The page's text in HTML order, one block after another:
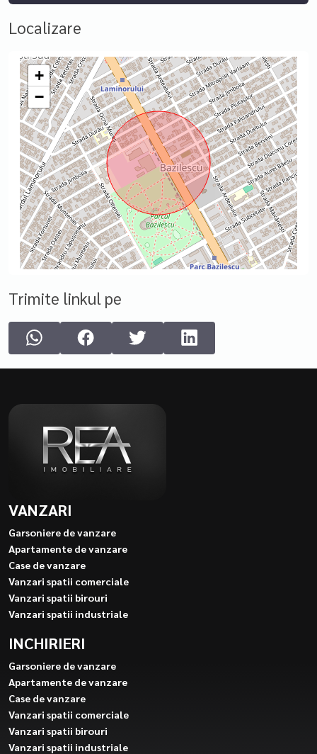
Localizare
+
−
Trimite linkul pe
VANZARI
Garsoniere de vanzare
Apartamente de vanzare
Case de vanzare
Vanzari spatii comerciale
Vanzari spatii birouri
Vanzari spatii industriale
INCHIRIERI
Garsoniere de vanzare
Apartamente de vanzare
Case de vanzare
Vanzari spatii comerciale
Vanzari spatii birouri
Vanzari spatii industriale